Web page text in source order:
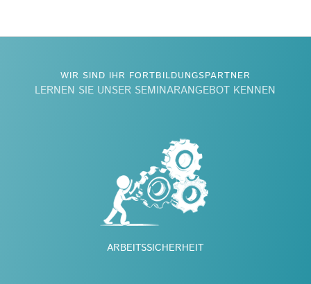
WIR SIND IHR FORTBILDUNGSPARTNER
LERNEN SIE UNSER SEMINARANGEBOT KENNEN
ARBEITSSICHERHEIT